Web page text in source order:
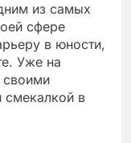
из самых
сфере
в юности,
Уже на
своими
в